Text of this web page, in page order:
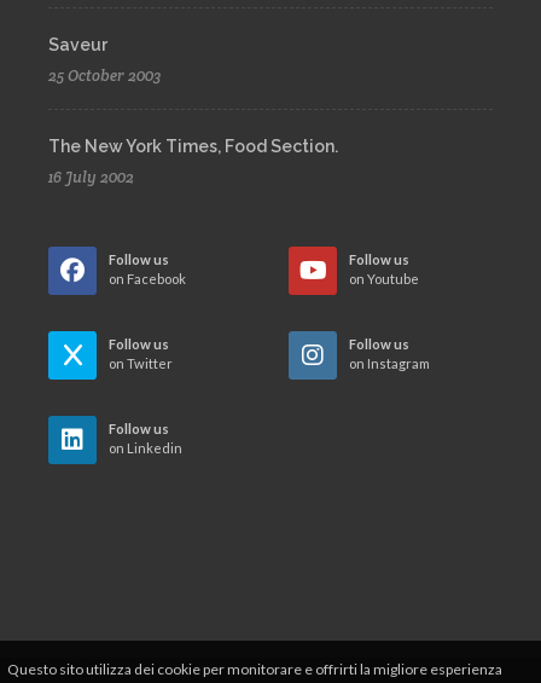
Saveur
25 October 2003
The New York Times, Food Section.
16 July 2002
Follow us
on Facebook
Follow us
on Youtube
Follow us
on Twitter
Follow us
on Instagram
Follow us
on Linkedin
Questo sito utilizza dei cookie per monitorare e offrirti la migliore esperienza